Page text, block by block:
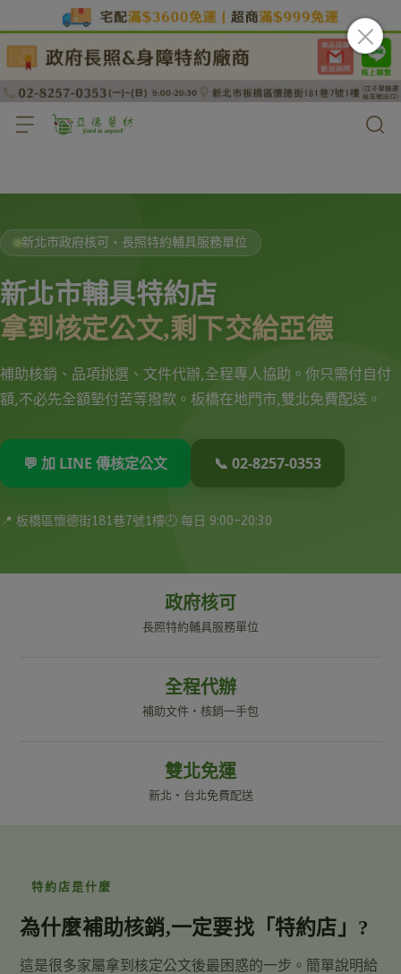
新北市政府核可・長照特約輔具服務單位
新北市輔具特約店
拿到核定公文,剩下交給亞德
補助核銷、品項挑選、文件代辦,全程專人協助。你只需付自付
額,不必先全額墊付苦等撥款。板橋在地門市,雙北免費配送。
💬 加 LINE 傳核定公文 📞 02-8257-0353
📍 板橋區懷德街181巷7號1樓🕘 每日 9:00–20:30
政府核可
長照特約輔具服務單位
全程代辦
補助文件・核銷一手包
雙北免運
新北・台北免費配送
特約店是什麼
為什麼補助核銷,一定要找「特約店」?
這是很多家屬拿到核定公文後最困惑的一步。簡單說明給